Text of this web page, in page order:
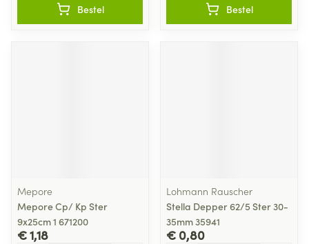
Bestel Bestel
Mepore
Mepore Cp/ Kp Ster
9x25cm 1 671200
€ 1,18
Lohmann Rauscher
Stella Depper 62/5 Ster 30-
35mm 35941
€ 0,80